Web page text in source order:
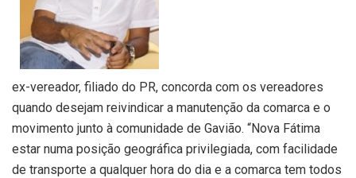
ex-vereador, filiado do PR, concorda com os vereadores
quando desejam reivindicar a manutenção da comarca e o
movimento junto à comunidade de Gavião. “Nova Fátima
estar numa posição geográfica privilegiada, com facilidade
de transporte a qualquer hora do dia e a comarca tem todos